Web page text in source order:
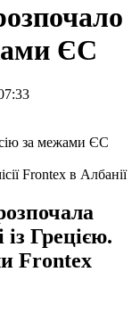
ЄС
Frontex в Албанії
Грецією.
Frontex